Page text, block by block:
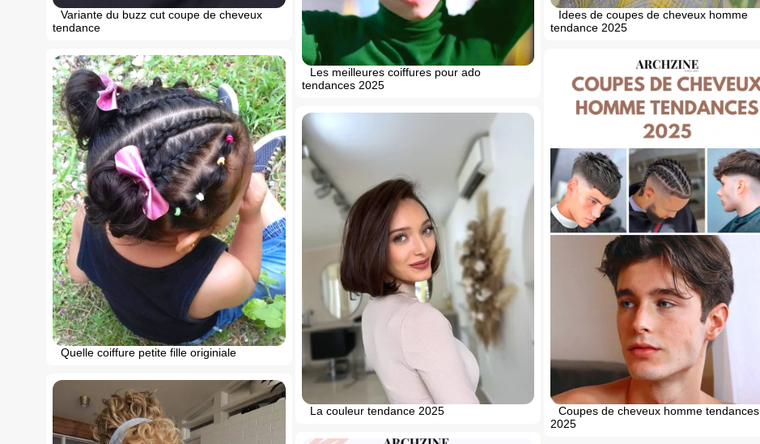
Variante du buzz cut coupe de cheveux
tendance
Les meilleures coiffures pour ado
tendances 2025
Idees de coupes de cheveux homme
tendance 2025
Quelle coiffure petite fille originiale
Coupes de cheveux homme tendances
2025
La couleur tendance 2025